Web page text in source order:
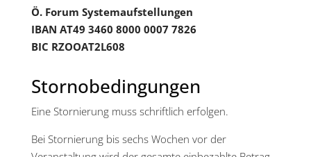
Ö. Forum Systemaufstellungen
IBAN AT49 3460 8000 0007 7826
BIC RZOOAT2L608
Stornobedingungen
Eine Stornierung muss schriftlich erfolgen.
Bei Stornierung bis sechs Wochen vor der